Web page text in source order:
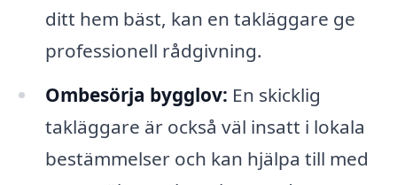
ditt hem bäst, kan en takläggare ge
professionell rådgivning.
Ombesörja bygglov: En skicklig
takläggare är också väl insatt i lokala
bestämmelser och kan hjälpa till med